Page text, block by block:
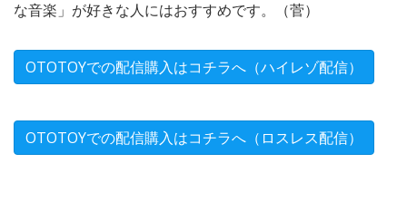
な音楽」が好きな人にはおすすめです。（菅）
OTOTOYでの配信購入はコチラへ（ハイレゾ配信）
OTOTOYでの配信購入はコチラへ（ロスレス配信）